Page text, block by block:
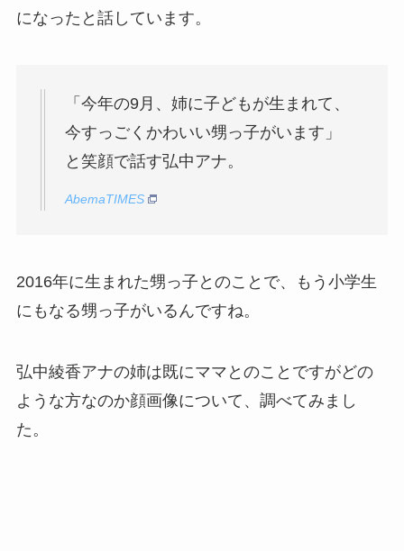
になったと話しています。
「今年の9月、姉に子どもが生まれて、
今すっごくかわいい甥っ子がいます」
と笑顔で話す弘中アナ。
AbemaTIMES
2016年に生まれた甥っ子とのことで、もう小学生
にもなる甥っ子がいるんですね。
弘中綾香アナの姉は既にママとのことですがどの
ような方なのか顔画像について、調べてみまし
た。